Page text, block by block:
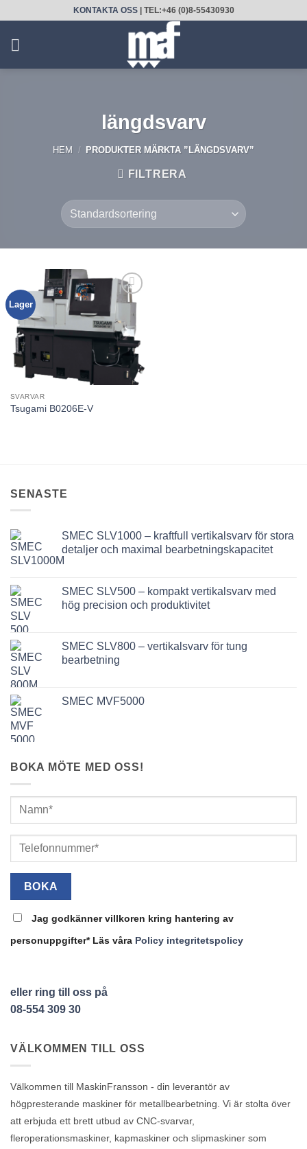
content
KONTAKTA OSS| TEL:+46 (0)8-55430930
längdsvarv
HEM / PRODUKTER MÄRKTA ”LÄNGDSVARV”
FILTRERA
Lager
Lägg till
utvald
produkt!
SVARVAR
Tsugami B0206E-V
SENASTE
SMEC SLV1000 – kraftfull vertikalsvarv för stora
detaljer och maximal bearbetningskapacitet
SMEC SLV500 – kompakt vertikalsvarv med
hög precision och produktivitet
SMEC SLV800 – vertikalsvarv för tung
bearbetning
SMEC MVF5000
BOKA MÖTE MED OSS!
Jag godkänner villkoren kring hantering av
personuppgifter* Läs våra Policy integritetspolicy
eller ring till oss på
08-554 309 30
VÄLKOMMEN TILL OSS
Välkommen till MaskinFransson - din leverantör av
högpresterande maskiner för metallbearbetning. Vi är stolta över
att erbjuda ett brett utbud av CNC-svarvar,
fleroperationsmaskiner, kapmaskiner och slipmaskiner som